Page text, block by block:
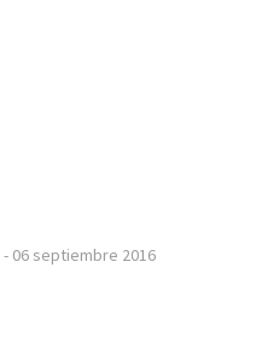
- 06 septiembre 2016